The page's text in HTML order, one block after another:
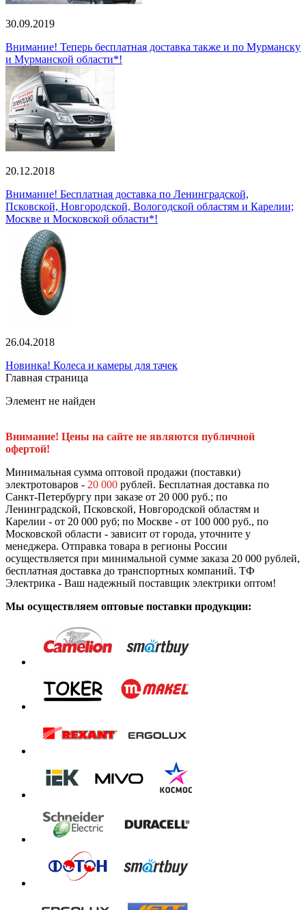
30.09.2019
Внимание! Теперь бесплатная доставка также и по Мурманску
и Мурманской области*!
20.12.2018
Внимание! Бесплатная доставка по Ленинградской,
Псковской, Новгородской, Вологодской областям и Карелии;
Москве и Московской области*!
26.04.2018
Новинка! Колеса и камеры для тачек
Главная страница
Элемент не найден
Внимание! Цены на сайте не являются публичной
офертой!
Минимальная сумма оптовой продажи (поставки)
электротоваров - 20 000 рублей. Бесплатная доставка по
Санкт-Петербургу при заказе от 20 000 руб.; по
Ленинградской, Псковской, Новгородской областям и
Карелии - от 20 000 руб; по Москве - от 100 000 руб., по
Московской области - зависит от города, уточните у
менеджера. Отправка товара в регионы России
осуществляется при минимальной сумме заказа 20 000 рублей,
бесплатная доставка до транспортных компаний. ТФ
Электрика - Ваш надежный поставщик электрики оптом!
Мы осуществляем оптовые поставки продукции: